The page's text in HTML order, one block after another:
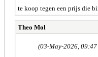
te koop tegen een prijs die
Theo Mol
(03-May-2026,